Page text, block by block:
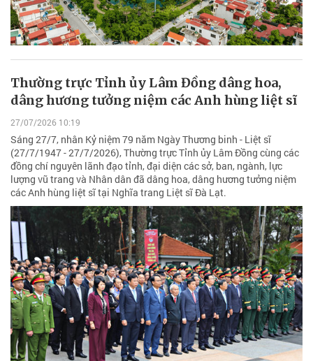
Thường trực Tỉnh ủy Lâm Đồng dâng hoa,
dâng hương tưởng niệm các Anh hùng liệt sĩ
27/07/2026 10:19
Sáng 27/7, nhân Kỷ niệm 79 năm Ngày Thương binh - Liệt sĩ
(27/7/1947 - 27/7/2026), Thường trực Tỉnh ủy Lâm Đồng cùng các
đồng chí nguyên lãnh đạo tỉnh, đại diện các sở, ban, ngành, lực
lượng vũ trang và Nhân dân đã dâng hoa, dâng hương tưởng niệm
các Anh hùng liệt sĩ tại Nghĩa trang Liệt sĩ Đà Lạt.